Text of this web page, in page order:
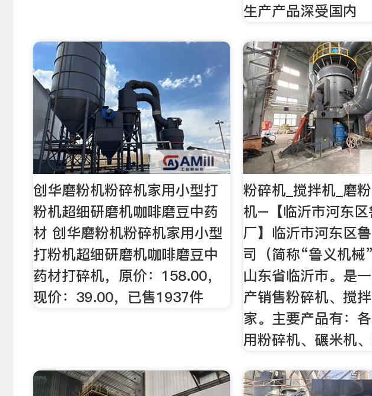
生产产品深受国内
创华磨粉机粉碎机家用小型打
粉机超细研磨机咖啡磨豆中药
材 创华磨粉机粉碎机家用小型
打粉机超细研磨机咖啡磨豆中
药材打碎机，原价：158.00，
现价：39.00，已售1937件
粉碎机_搅拌机_磨
机–【临沂市河东区
厂】临沂市河东区
司（简称“鲁义机械
山东省临沂市。是
产销售粉碎机、搅
家。主要产品有：
用粉碎机、碾米机、